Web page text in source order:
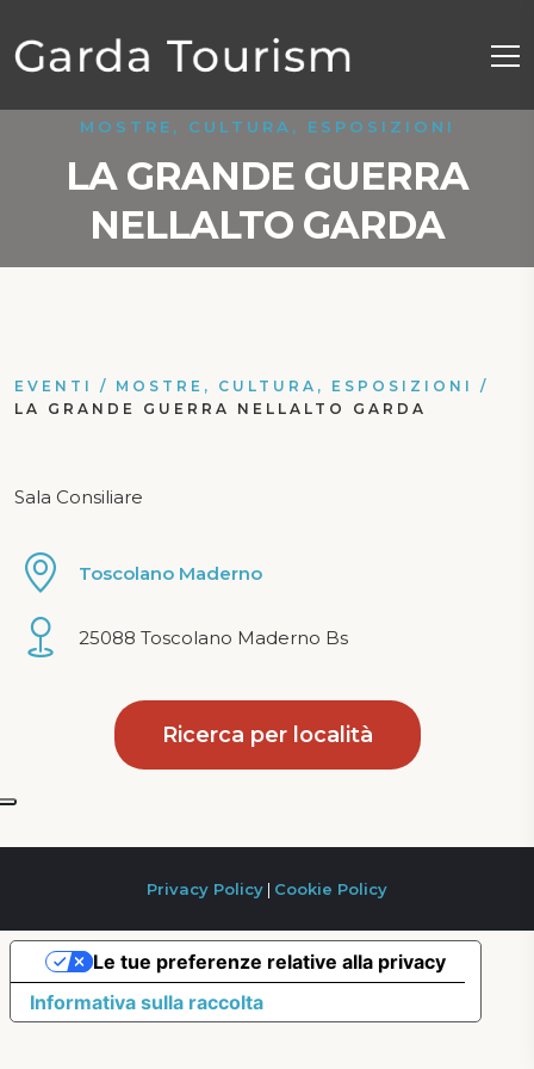
MOSTRE, CULTURA, ESPOSIZIONI
LA GRANDE GUERRA
NELLALTO GARDA
EVENTI / MOSTRE, CULTURA, ESPOSIZIONI
/
LA GRANDE GUERRA NELLALTO GARDA
Sala Consiliare
Toscolano Maderno
25088 Toscolano Maderno Bs
Ricerca per località
Privacy Policy | Cookie Policy
Informativa sulla raccolta
Le tue preferenze relative alla privacy